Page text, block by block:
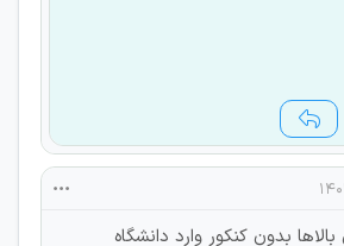
بدون کنکور وارد دانشگاه